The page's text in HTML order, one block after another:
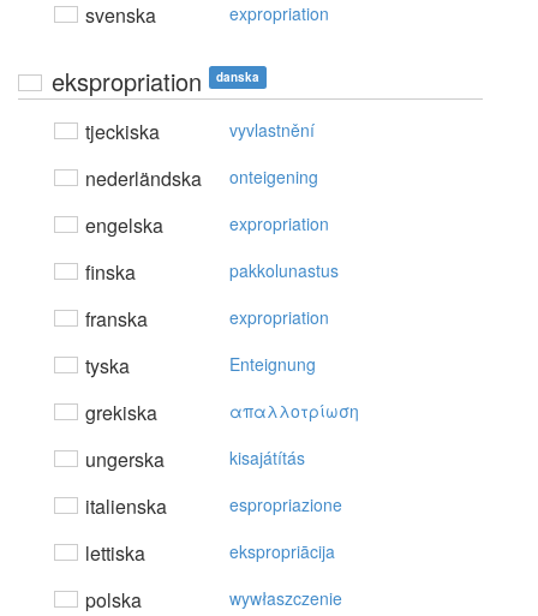
svenska expropriation
ekspropriation danska
tjeckiska vyvlastnění
nederländska onteigening
engelska expropriation
finska pakkolunastus
franska expropriation
tyska Enteignung
grekiska απαλλoτρίωση
ungerska kisajátítás
italienska espropriazione
lettiska ekspropriācija
polska wywłaszczenie